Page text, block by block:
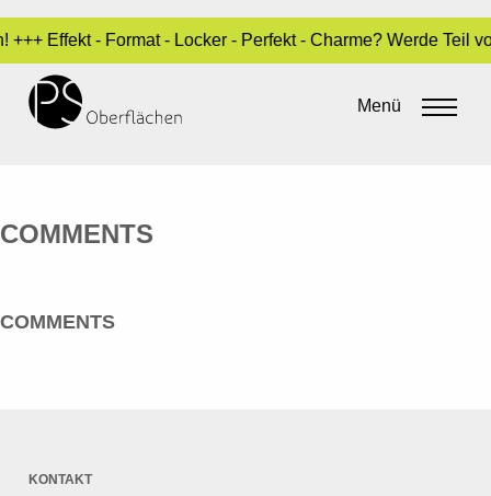
Effekt - Format - Locker - Perfekt - Charme? Werde
Menü
EDELSTAHL, FARBIG LASIERT
admin•7. März 2016
COMMENTS
COMMENTS
KONTAKT